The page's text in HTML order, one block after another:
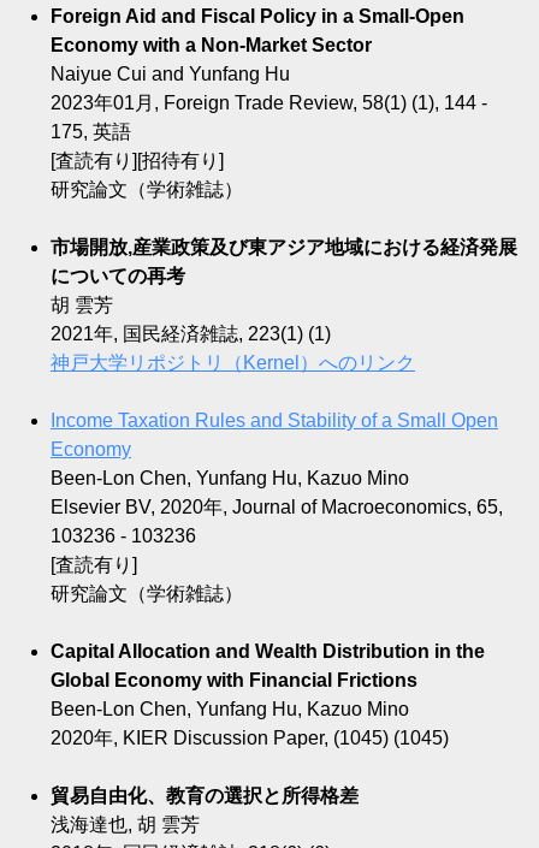
Foreign Aid and Fiscal Policy in a Small-Open
Economy with a Non-Market Sector
Naiyue Cui and Yunfang Hu
2023年01月, Foreign Trade Review, 58(1) (1), 144 -
175, 英語
[査読有り][招待有り]
研究論文（学術雑誌）
市場開放,産業政策及び東アジア地域における経済発展
についての再考
胡 雲芳
2021年, 国民経済雑誌, 223(1) (1)
神戸大学リポジトリ（Kernel）へのリンク
Income Taxation Rules and Stability of a Small Open
Economy
Been-Lon Chen, Yunfang Hu, Kazuo Mino
Elsevier BV, 2020年, Journal of Macroeconomics, 65,
103236 - 103236
[査読有り]
研究論文（学術雑誌）
Capital Allocation and Wealth Distribution in the
Global Economy with Financial Frictions
Been-Lon Chen, Yunfang Hu, Kazuo Mino
2020年, KIER Discussion Paper, (1045) (1045)
貿易自由化、教育の選択と所得格差
浅海達也, 胡 雲芳